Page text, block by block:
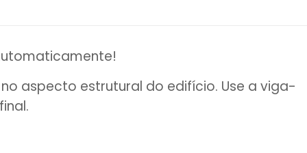
aspecto estrutural do edifício. Use a viga-